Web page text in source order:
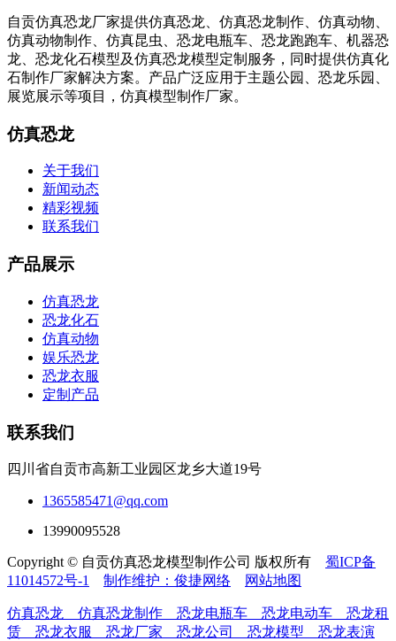
自贡仿真恐龙厂家提供仿真恐龙、仿真恐龙制作、仿真动物、
仿真动物制作、仿真昆虫、恐龙电瓶车、恐龙跑跑车、机器恐
龙、恐龙化石模型及仿真恐龙模型定制服务，同时提供仿真化
石制作厂家解决方案。产品广泛应用于主题公园、恐龙乐园、
展览展示等项目，仿真模型制作厂家。
仿真恐龙
关于我们
新闻动态
精彩视频
联系我们
产品展示
仿真恐龙
恐龙化石
仿真动物
娱乐恐龙
恐龙衣服
定制产品
联系我们
四川省自贡市高新工业园区龙乡大道19号
1365585471@qq.com
13990095528
Copyright © 自贡仿真恐龙模型制作公司 版权所有 蜀ICP备
11014572号-1
制作维护：俊捷网络 网站地图
仿真恐龙 仿真恐龙制作 恐龙电瓶车 恐龙电动车 恐龙租
赁 恐龙衣服 恐龙厂家 恐龙公司 恐龙模型 恐龙表演